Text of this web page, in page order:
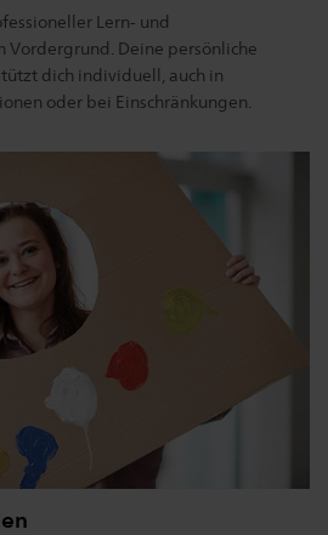
Lern- und
Vordergrund. Deine persönliche
dich individuell, auch in
oder bei Einschränkungen.